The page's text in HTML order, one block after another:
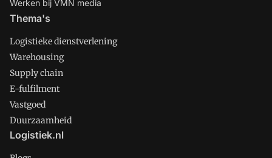
Werken bij VMN media
Thema's
Logistieke dienstverlening
Warehousing
Supply chain
E-fulfilment
Vastgoed
Duurzaamheid
Logistiek.nl